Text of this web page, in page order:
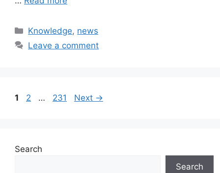
Categories
Knowledge, news
Leave a comment
Page
1 Page
2 … Page
231 Next →
Search
Search